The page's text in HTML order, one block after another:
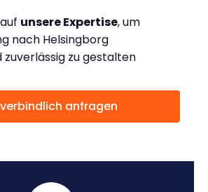
unsere Expertise, um
nach Helsingborg
zu gestalten
anfragen